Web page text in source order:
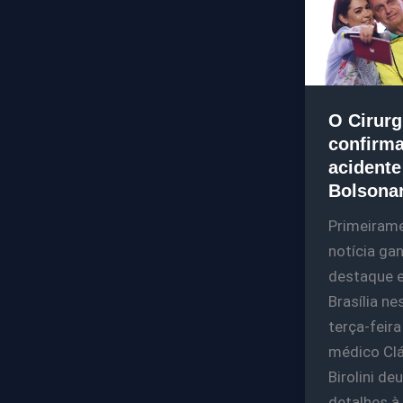
O
notícia
destaque
Brasília
terça-feira
médico
Birolini deu